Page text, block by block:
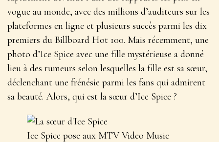
vogue au monde, avec des millions d’auditeurs sur les
plateformes en ligne et plusieurs succès parmi les dix
premiers du Billboard Hot 100. Mais récemment, une
photo d’Ice Spice avec une fille mystérieuse a donné
lieu à des rumeurs selon lesquelles la fille est sa sœur,
déclenchant une frénésie parmi les fans qui admirent
sa beauté. Alors, qui est la sœur d’Ice Spice ?
Ice Spice pose aux MTV Video Music